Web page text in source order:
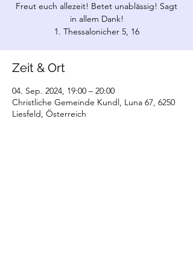
Freut euch allezeit! Betet unablässig! Sagt
in allem Dank!
1. Thessalonicher 5, 16
Zeit & Ort
04. Sep. 2024, 19:00 – 20:00
Christliche Gemeinde Kundl, Luna 67, 6250
Liesfeld, Österreich